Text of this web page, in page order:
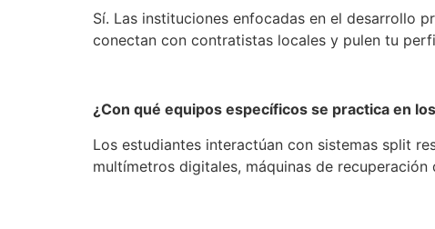
Sí. Las instituciones enfocadas en el desarrollo
conectan con contratistas locales y pulen tu
¿Con qué equipos específicos se practica en
Los estudiantes interactúan con sistemas split
multímetros digitales, máquinas de